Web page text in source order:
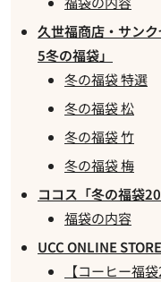
久世福商店・サン
5冬の福袋」
冬の福袋 特選
冬の福袋 松
冬の福袋 竹
冬の福袋 梅
ココス「冬の福袋
福袋の内容
UCC ONLINE
【コーヒー福